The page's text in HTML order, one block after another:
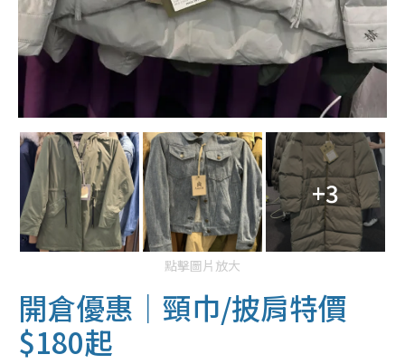
+3
點擊圖片放大
開倉優惠｜頸巾/披肩特價
$180起